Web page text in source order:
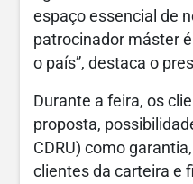
espaço essencial de
patrocinador máster
o país”, destaca o
Durante a feira, os
proposta,
CDRU) como
clientes da carteira e